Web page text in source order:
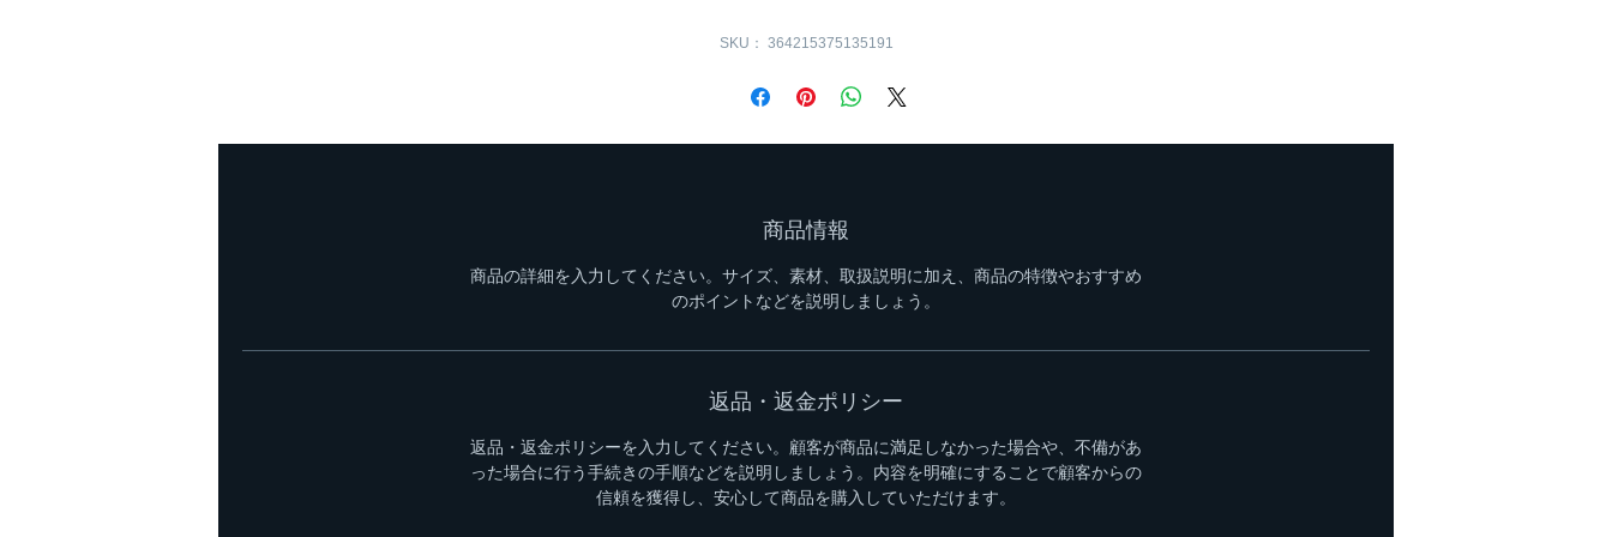
SKU： 364215375135191
商品情報
商品の詳細を入力してください。サイズ、素材、取扱説明に加え、商品の特徴やおすすめ
のポイントなどを説明しましょう。
返品・返金ポリシー
返品・返金ポリシーを入力してください。顧客が商品に満足しなかった場合や、不備があ
った場合に行う手続きの手順などを説明しましょう。内容を明確にすることで顧客からの
信頼を獲得し、安心して商品を購入していただけます。